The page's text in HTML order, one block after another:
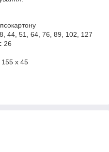
44, 51, 64, 76, 89, 102, 127
26
155 x 45